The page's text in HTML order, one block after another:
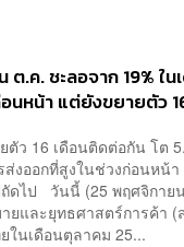
ต.ค. ชะลอจาก 19% ใน
นหน้า แต่ยังขยายตัว
ว 16 เดือนติดต่อกัน โต
งออกที่สูงในช่วงก่อนหน้า
ดไป วันนี้ (25 พฤศจิกาย
ยและยุทธศาสตร์การค้า (
ในเดือนตุลาคม 25...